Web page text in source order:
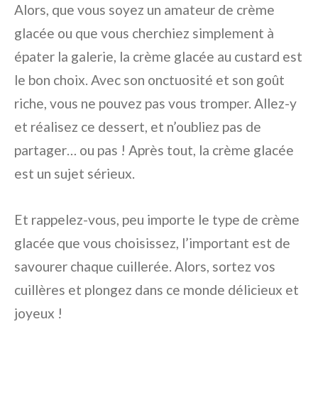
Alors, que vous soyez un amateur de crème
glacée ou que vous cherchiez simplement à
épater la galerie, la crème glacée au custard est
le bon choix. Avec son onctuosité et son goût
riche, vous ne pouvez pas vous tromper. Allez-y
et réalisez ce dessert, et n’oubliez pas de
partager… ou pas ! Après tout, la crème glacée
est un sujet sérieux.
Et rappelez-vous, peu importe le type de crème
glacée que vous choisissez, l’important est de
savourer chaque cuillerée. Alors, sortez vos
cuillères et plongez dans ce monde délicieux et
joyeux !